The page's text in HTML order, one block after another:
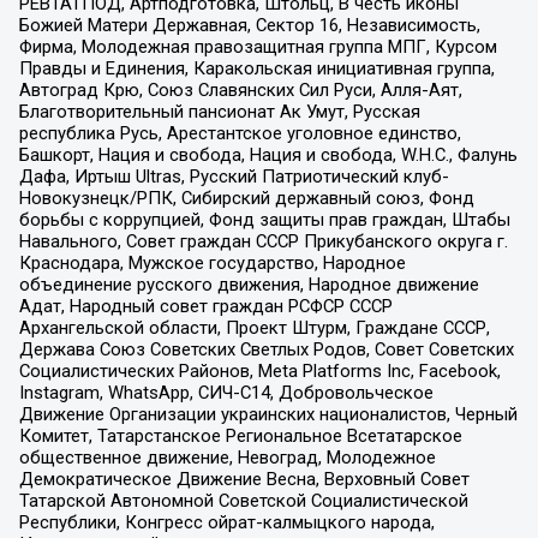
Божией Матери Державная, Сектор 16, Независимость,
Фирма, Молодежная правозащитная группа МПГ, Курсом
Правды и Единения, Каракольская инициативная группа,
Автоград Крю, Союз Славянских Сил Руси, Алля-Аят,
Благотворительный пансионат Ак Умут, Русская
республика Русь, Арестантское уголовное единство,
Башкорт, Нация и свобода, Нация и свобода, W.H.С., Фалунь
Дафа, Иртыш Ultras, Русский Патриотический клуб-
Новокузнецк/РПК, Сибирский державный союз, Фонд
борьбы с коррупцией, Фонд защиты прав граждан, Штабы
Навального, Совет граждан СССР Прикубанского округа г.
Краснодара, Мужское государство, Народное
объединение русского движения, Народное движение
Адат, Народный совет граждан РСФСР СССР
Архангельской области, Проект Штурм, Граждане СССР,
Держава Союз Советских Светлых Родов, Совет Советских
Социалистических Районов, Meta Platforms Inc, Facebook,
Instagram, WhatsApp, СИЧ-С14, Добровольческое
Движение Организации украинских националистов, Черный
Комитет, Татарстанское Региональное Всетатарское
общественное движение, Невоград, Молодежное
Демократическое Движение Весна, Верховный Совет
Татарской Автономной Советской Социалистической
Республики, Конгресс ойрат-калмыцкого народа,